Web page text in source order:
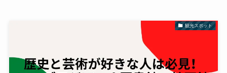
観光スポット